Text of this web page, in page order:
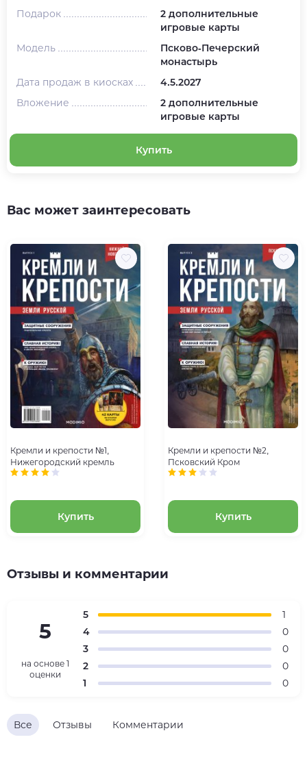
Подарок
2 дополнительные
игровые карты
Модель
Псково-Печерский
монастырь
Дата продаж в киосках
4.5.2027
Вложение
2 дополнительные
игровые карты
Купить
Вас может заинтересовать
Кремли и крепости №1,
Нижегородский кремль
Купить
Кремли и крепости №2,
Псковский Кром
Купить
Отзывы и комментарии
Все Отзывы Комментарии
5
на основе 1
оценки
5
1
4
0
3
0
2
0
1
0